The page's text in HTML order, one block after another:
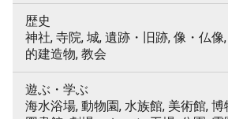
歴史
神社, 寺院, 城, 遺跡・旧跡, 像・仏像
的建造物, 教会
遊ぶ・学ぶ
海水浴場, 動物園, 水族館, 美術館, 博